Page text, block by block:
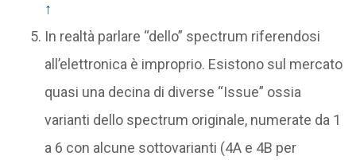
↑
In realtà parlare “dello” spectrum riferendosi
all’elettronica è improprio. Esistono sul mercato
quasi una decina di diverse “Issue” ossia
varianti dello spectrum originale, numerate da 1
a 6 con alcune sottovarianti (4A e 4B per